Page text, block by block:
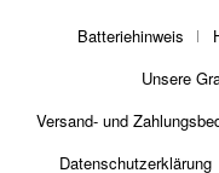
Batteriehinweis
Unsere
Versand- und
Datenschutzerklärung